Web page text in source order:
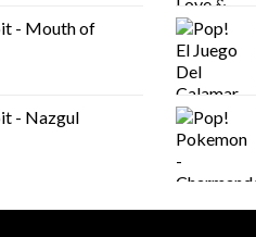
- Mouth of
- Nazgul